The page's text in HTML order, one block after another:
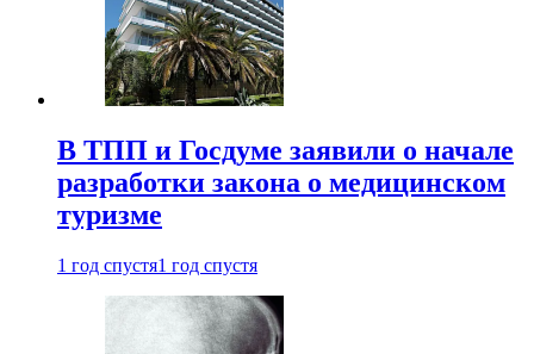
В ТПП и Госдуме заявили о начале
разработки закона о медицинском
туризме
1 год спустя1 год спустя